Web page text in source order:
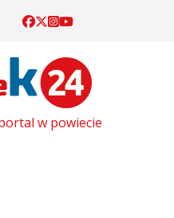
w powiecie